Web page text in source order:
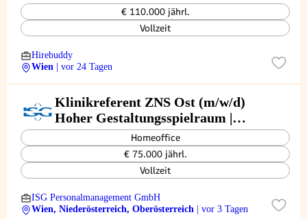
€ 110.000 jährl.
Vollzeit
Hirebuddy
Wien
| vor 24 Tagen
Klinikreferent ZNS Ost (m/w/d)
Hoher Gestaltungsspielraum |
Kurze Entscheidungswege
Homeoffice
€ 75.000 jährl.
Vollzeit
ISG Personalmanagement GmbH
Wien, Niederösterreich, Oberösterreich
| vor 3 Tagen